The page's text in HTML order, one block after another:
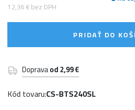
12,36 € bez DPH
PRIDAŤ DO
Dopravaod 2,99 €
Kód tovaru:CS-BTS240SL